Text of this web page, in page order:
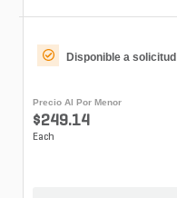
Disponible a solicitud
Precio Al Por Menor
$249.14
Each